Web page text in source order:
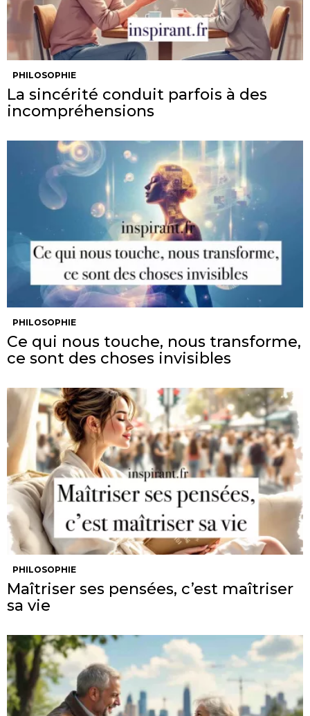
PHILOSOPHIE
La sincérité conduit parfois à des
incompréhensions
PHILOSOPHIE
Ce qui nous touche, nous transforme,
ce sont des choses invisibles
PHILOSOPHIE
Maîtriser ses pensées, c’est maîtriser
sa vie